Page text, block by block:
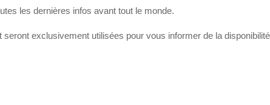
les dernières infos avant tout le monde.
exclusivement utilisées pour vous informer de la